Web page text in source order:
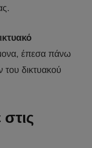
έπεσα πάνω
του δικτυακού